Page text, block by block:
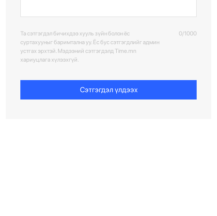
Та сэтгэгдэл бичихдээ хууль зүйн болон ёс
суртахууныг баримтална уу. Ёс бус сэтгэгдлийг админ
устгах эрхтэй. Мэдээний сэтгэгдэлд Time.mn
хариуцлага хүлээхгүй.
0/1000
Сэтгэгдэл үлдээх